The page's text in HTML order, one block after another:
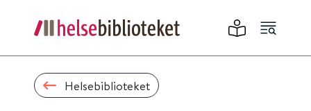
Helsebiblioteket